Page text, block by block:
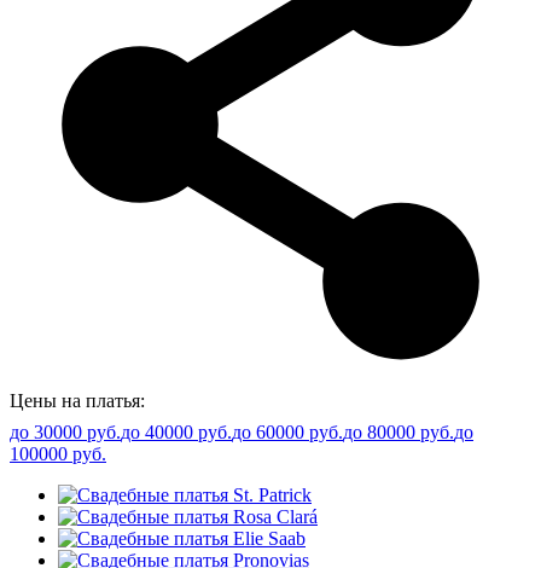
Цены на платья:
до 30000 руб.до 40000 руб.до 60000 руб.до 80000 руб.до
100000 руб.